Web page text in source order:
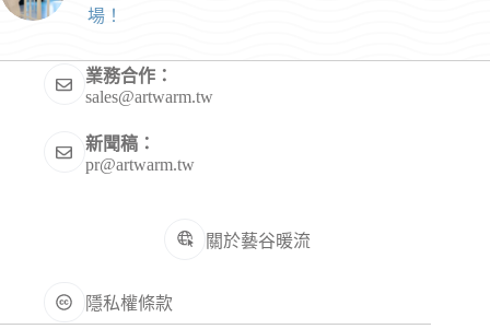
場！
業務合作：
sales@artwarm.tw
新聞稿：
pr@artwarm.tw
關於藝谷暖流
隱私權條款